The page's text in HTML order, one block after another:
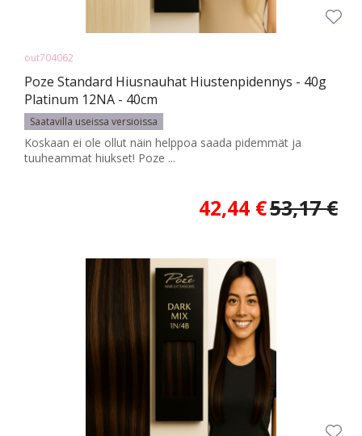
out704062
Poze Standard Hiusnauhat Hiustenpidennys - 40g
Platinum 12NA - 40cm
Saatavilla useissa versioissa
Koskaan ei ole ollut näin helppoa saada pidemmät ja
tuuheammat hiukset! Poze ...
42,44 €53,17 €